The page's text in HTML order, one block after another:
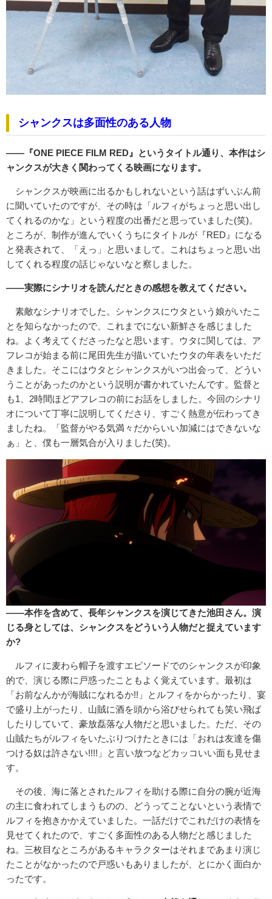
シャンクスは多面性のある人物
――『ONE PIECE FILM RED』というタイトル通り、本作はシ
ャンクスが大きく関わってくる映画になります。
シャンクスが映画に出るかもしれないという話はずいぶん前
に聞いていたのですが、その時は「ルフィがちょっと思い出し
てくれるのかな」という程度の出番だと思っていました(笑)。
ところが、制作が進んでいくうちにタイトルが『RED』になる
と発表されて、「えっ」と思いまして。これはちょっと思い出
してくれる程度の話じゃないなと察しました。
――実際にシナリオを読んだときの感想を教えてください。
素敵なシナリオでした。シャンクスにウタという娘がいたこ
とを知らなかったので、これまでにない新鮮さを感じました
ね。よく考えてくださったなと思います。ウタに関しては、ア
フレコが始まる前に尾田先生が描いていたウタの年表をいただ
きました。そこにはウタとシャンクスがいつ出会って、どうい
うことがあったのかという説明が書かれていたんです。監督と
も1、2時間ほどアフレコの前にお話をしました。今回のシナリ
オについて丁寧に説明してくださり、すごく熱意が伝わってき
ましたね。「監督がやる気満々だからいい加減にはできないな
ぁ」と、僕も一層気合が入りました(笑)。
――本作を含めて、長年シャンクスを演じてきた池田さん。演
じる身としては、シャンクスをどういう人物だと捉えています
か?
ルフィに麦わら帽子を渡すエピソードでのシャンクスが印象
的で、演じる際に戸惑ったこともよく覚えています。最初は
「お前なんかが海賊になれるか!!」とルフィをからかったり、宴
で盛り上がったり、山賊に酒を頭から浴びせられても笑い飛ば
したりしていて、豪放磊落な人物だと思いました。ただ、その
山賊たちがルフィをいたぶりつけたときには「おれは友達を傷
つける奴は許さない!!!!」と言い放つなどカッコいい面も見せま
す。
その後、海に落とされたルフィを助ける際に自分の腕が近海
の主に食われてしまうものの、どうってことないという表情で
ルフィを抱きかかえていました。一話だけでこれだけの表情を
見せてくれたので、すごく多面性のある人物だと感じました
ね。三枚目なところがあるキャラクターはそれまであまり演じ
たことがなかったので戸惑いもありましたが、とにかく面白か
ったです。